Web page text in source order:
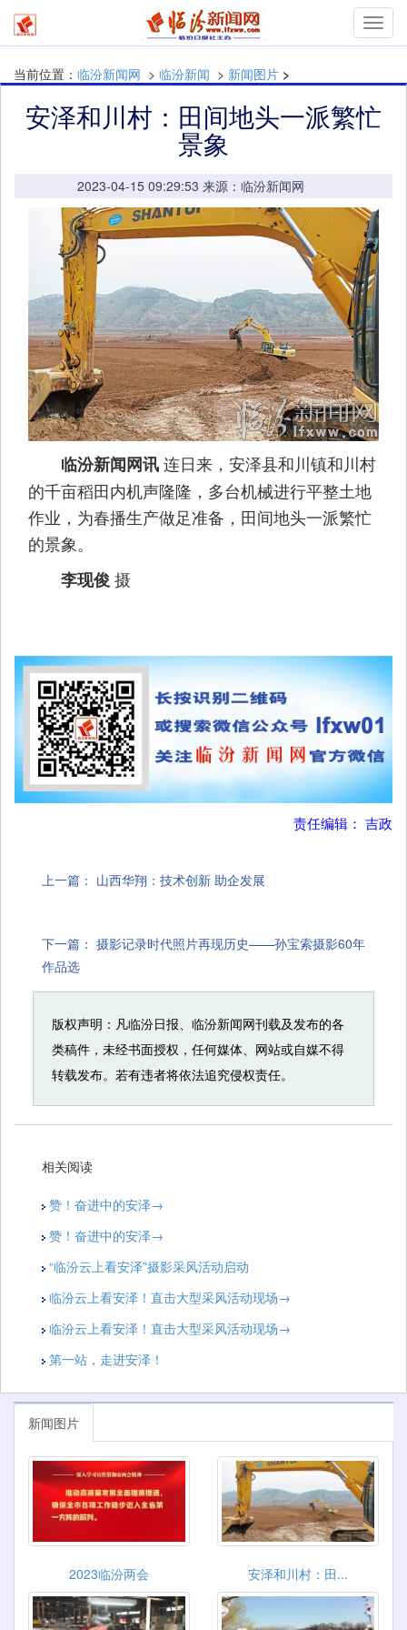
当前位置： 临汾新闻网 > 临汾新闻 > 新闻图片 >
安泽和川村：田间地头一派繁忙
景象
2023-04-15 09:29:53 来源：临汾新闻网
临汾新闻网讯连日来，安泽县和川镇和川村
的千亩稻田内机声隆隆，多台机械进行平整土地
作业，为春播生产做足准备，田间地头一派繁忙
的景象。
李现俊摄
责任编辑： 吉政
上一篇： 山西华翔：技术创新 助企发展
下一篇： 摄影记录时代照片再现历史——孙宝索摄影60年
作品选
版权声明：凡临汾日报、临汾新闻网刊载及发布的各
类稿件，未经书面授权，任何媒体、网站或自媒不得
转载发布。若有违者将依法追究侵权责任。
相关阅读
赞！奋进中的安泽→
赞！奋进中的安泽→
“临汾云上看安泽”摄影采风活动启动
临汾云上看安泽！直击大型采风活动现场→
临汾云上看安泽！直击大型采风活动现场→
第一站，走进安泽！
新闻图片
2023临汾两会 安泽和川村：田...